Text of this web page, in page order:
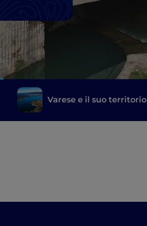
Varese e il suo territorio